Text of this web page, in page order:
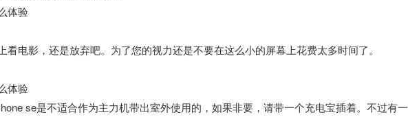
电影，还是放弃吧。为了您的视力还是不要在这么小的屏幕上花费太多时间了。
se是不适合作为主力机带出室外使用的，如果非要，请带一个充电宝插着。不过有一